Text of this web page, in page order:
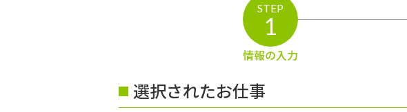
STEP
1
情報の入力
選択されたお仕事